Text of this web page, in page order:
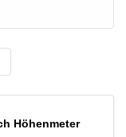
Höhenmeter